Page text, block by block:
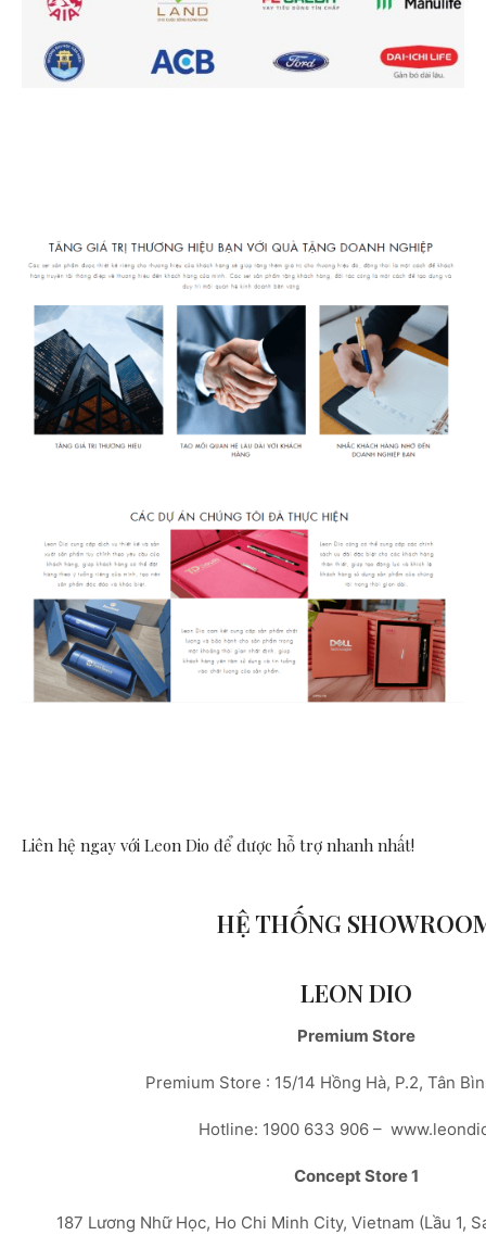
Liên hệ ngay với Leon Dio để được hỗ trợ nhanh nhất!
HỆ THỐNG
LEON DIO
Premium Store
Premium Store : 15/14 Hồng Hà, P.2, Tân
Hotline: 1900 633 906 –
Concept Store 1
187 Lương Nhữ Học, Ho Chi Minh City, Vietnam (Lầu 1,